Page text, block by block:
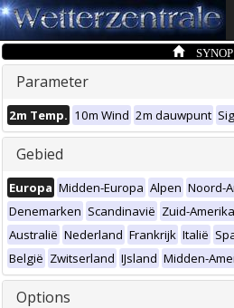
SYNOP
Parameter
2m Temp. 10m Wind 2m dauwpunt
Gebied
Europa Midden-Europa Alpen Noord-
Denemarken Scandinavië Zuid-Amerika
Australië Nederland Frankrijk Italië
België Zwitserland IJsland Midden-
Options